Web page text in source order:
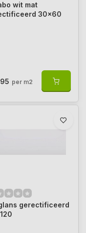
wit mat
30x60
per m2
gerectificeerd